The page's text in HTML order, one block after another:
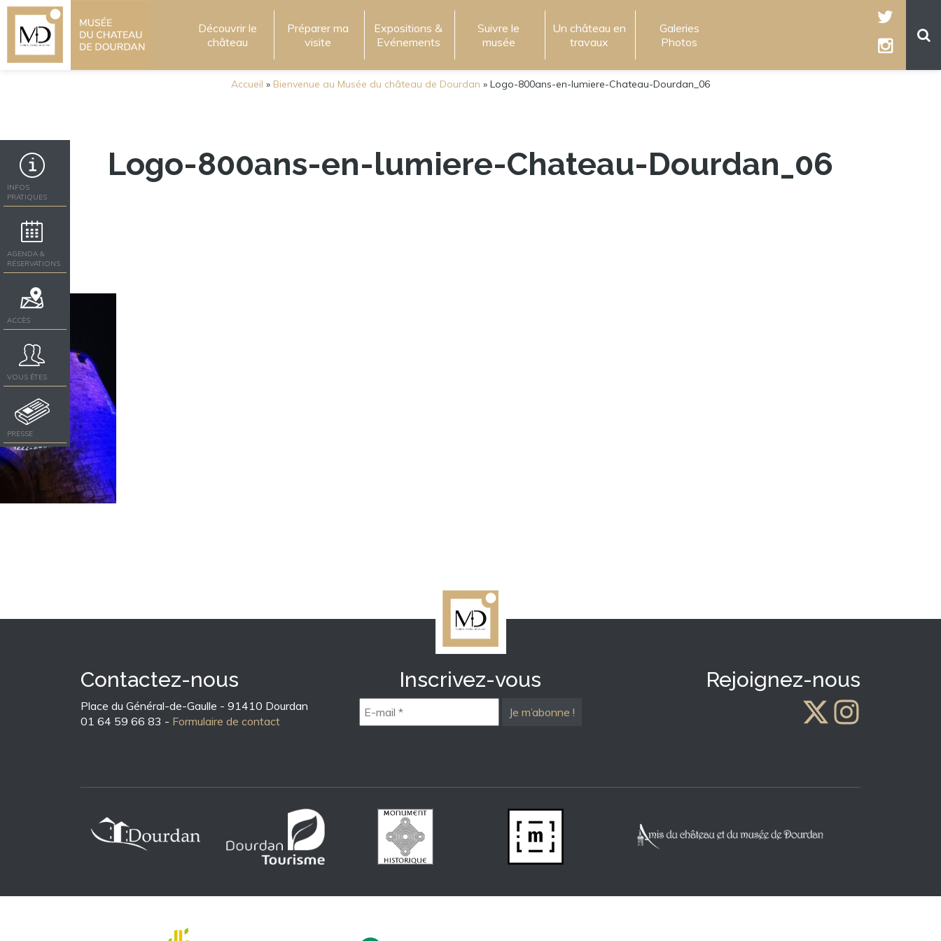
Découvrir le
château
Préparer ma
visite
Expositions &
Evénements
Suivre le
musée
Un château en
travaux
Galeries
Photos
INFOS
PRATIQUES
AGENDA &
RÉSERVATIONS
ACCÈS
VOUS ÊTES
PRESSE
Accueil » Bienvenue au Musée du château de Dourdan » Logo-800ans-en-lumiere-Chateau-Dourdan_06
Logo-800ans-en-lumiere-Chateau-Dourdan_06
Contactez-nous
Place du Général-de-Gaulle - 91410 Dourdan
01 64 59 66 83 - Formulaire de contact
Inscrivez-vous Rejoignez-nous